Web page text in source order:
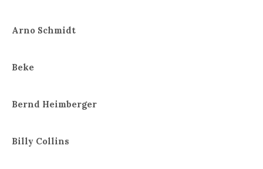
Arno Schmidt
Beke
Bernd Heimberger
Billy Collins